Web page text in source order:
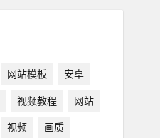
网站模板
安卓
视频教程
网站
视频
画质